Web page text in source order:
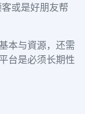
或是好朋友帮
本与資源，还需
台是必须长期性